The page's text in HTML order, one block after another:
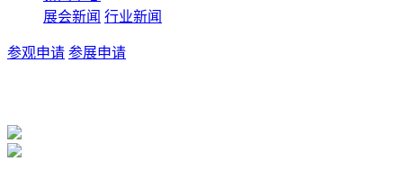
展会新闻 行业新闻
参观申请 参展申请